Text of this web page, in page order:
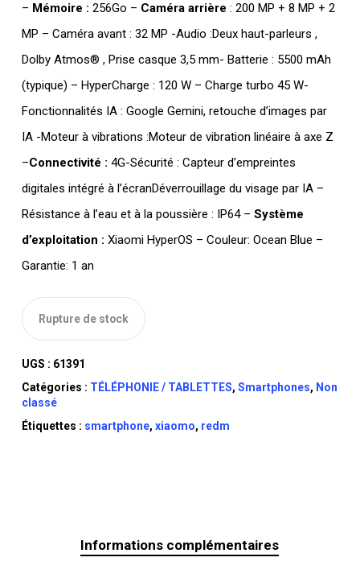
– Mémoire : 256Go – Caméra arrière : 200 MP + 8 MP + 2
MP – Caméra avant : 32 MP -Audio :Deux haut-parleurs ,
Dolby Atmos® , Prise casque 3,5 mm- Batterie : 5500 mAh
(typique) – HyperCharge : 120 W – Charge turbo 45 W-
Fonctionnalités IA : Google Gemini, retouche d’images par
IA -Moteur à vibrations :Moteur de vibration linéaire à axe Z
–Connectivité : 4G-Sécurité : Capteur d’empreintes
digitales intégré à l’écranDéverrouillage du visage par IA –
Résistance à l’eau et à la poussière : IP64 – Système
d’exploitation : Xiaomi HyperOS – Couleur: Ocean Blue –
Garantie: 1 an
Rupture de stock
UGS : 61391
Catégories : TÉLÉPHONIE / TABLETTES, Smartphones, Non
classé
Étiquettes : smartphone, xiaomo, redm
Informations complémentaires